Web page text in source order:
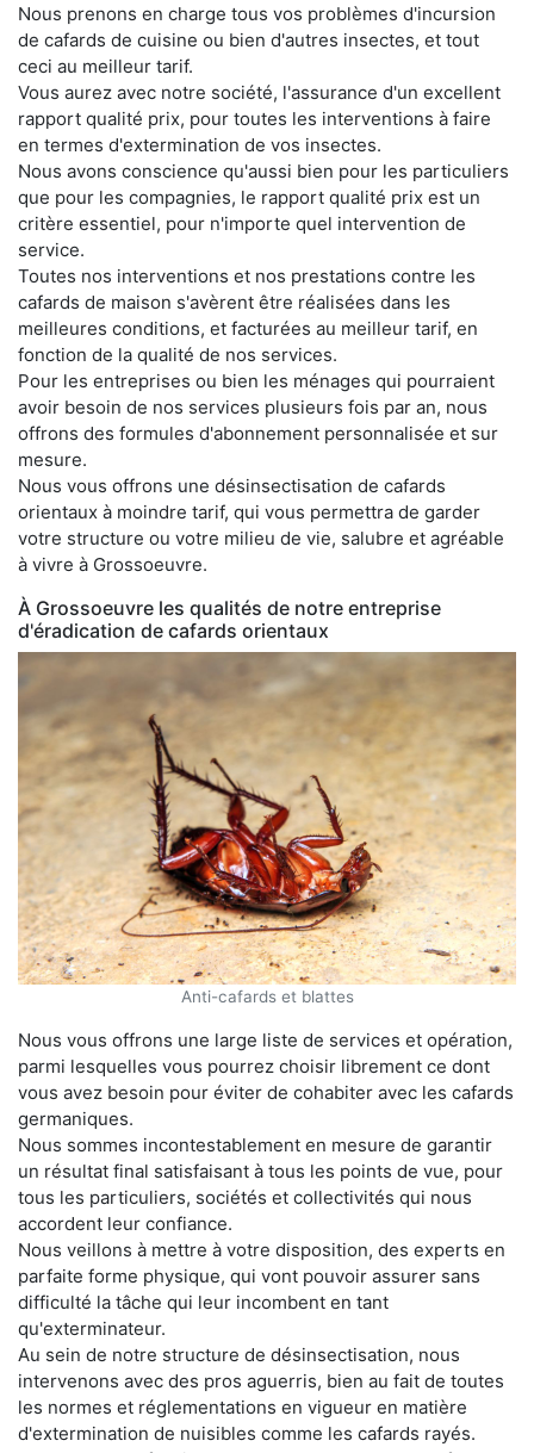
Nous prenons en charge tous vos problèmes d'incursion
de cafards de cuisine ou bien d'autres insectes, et tout
ceci au meilleur tarif.
Vous aurez avec notre société, l'assurance d'un excellent
rapport qualité prix, pour toutes les interventions à faire
en termes d'extermination de vos insectes.
Nous avons conscience qu'aussi bien pour les particuliers
que pour les compagnies, le rapport qualité prix est un
critère essentiel, pour n'importe quel intervention de
service.
Toutes nos interventions et nos prestations contre les
cafards de maison s'avèrent être réalisées dans les
meilleures conditions, et facturées au meilleur tarif, en
fonction de la qualité de nos services.
Pour les entreprises ou bien les ménages qui pourraient
avoir besoin de nos services plusieurs fois par an, nous
offrons des formules d'abonnement personnalisée et sur
mesure.
Nous vous offrons une désinsectisation de cafards
orientaux à moindre tarif, qui vous permettra de garder
votre structure ou votre milieu de vie, salubre et agréable
à vivre à Grossoeuvre.
À Grossoeuvre les qualités de notre entreprise
d'éradication de cafards orientaux
Anti-cafards et blattes
Nous vous offrons une large liste de services et opération,
parmi lesquelles vous pourrez choisir librement ce dont
vous avez besoin pour éviter de cohabiter avec les cafards
germaniques.
Nous sommes incontestablement en mesure de garantir
un résultat final satisfaisant à tous les points de vue, pour
tous les particuliers, sociétés et collectivités qui nous
accordent leur confiance.
Nous veillons à mettre à votre disposition, des experts en
parfaite forme physique, qui vont pouvoir assurer sans
difficulté la tâche qui leur incombent en tant
qu'exterminateur.
Au sein de notre structure de désinsectisation, nous
intervenons avec des pros aguerris, bien au fait de toutes
les normes et réglementations en vigueur en matière
d'extermination de nuisibles comme les cafards rayés.